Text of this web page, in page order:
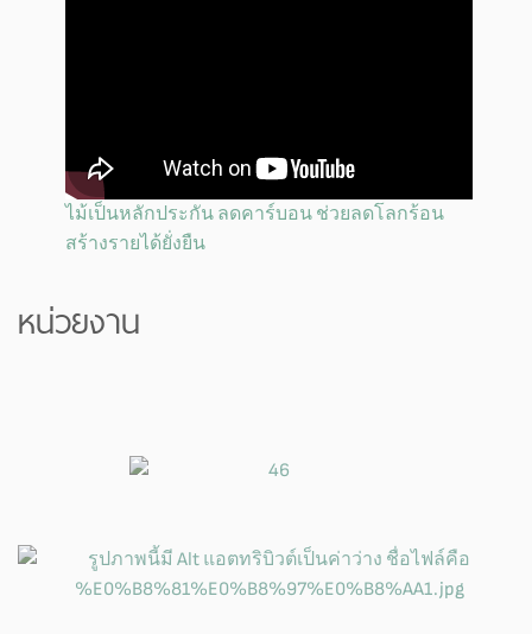
ไม้เป็นหลักประกัน ลดคาร์บอน ช่วยลดโลกร้อน
สร้างรายได้ยั่งยืน
หน่วยงาน